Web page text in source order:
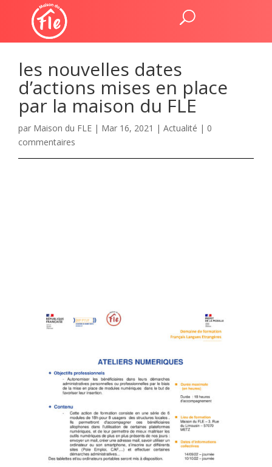
les nouvelles dates
d’actions mises en place
par la maison du FLE
par Maison du FLE | Mar 16, 2021 | Actualité | 0
commentaires